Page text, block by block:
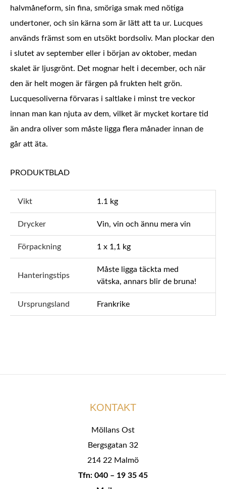
halvmåneform, sin fina, smöriga smak med nötiga
undertoner, och sin kärna som är lätt att ta ur. Lucques
används främst som en utsökt bordsoliv. Man plockar den
i slutet av september eller i början av oktober, medan
skalet är ljusgrönt. Det mognar helt i december, och när
den är helt mogen är färgen på frukten helt grön.
Lucquesoliverna förvaras i saltlake i minst tre veckor
innan man kan njuta av dem, vilket är mycket kortare tid
än andra oliver som måste ligga flera månader innan de
går att äta.
PRODUKTBLAD
Vikt 1.1 kg
Drycker Vin, vin och ännu mera vin
Förpackning 1 x 1,1 kg
Hanteringstips
Måste ligga täckta med
vätska, annars blir de bruna!
Ursprungsland Frankrike
KONTAKT
Möllans Ost
Bergsgatan 32
214 22 Malmö
Tfn: 040 – 19 35 45